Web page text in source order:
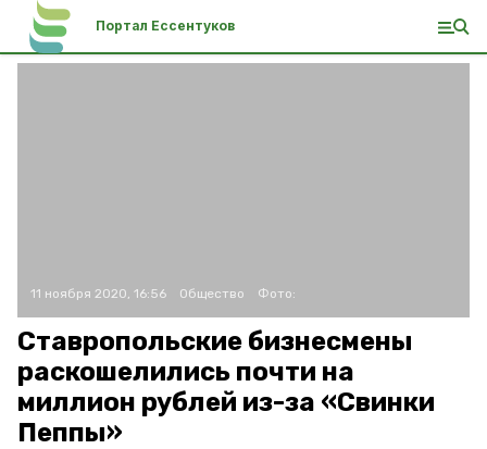
Портал Ессентуков
11 ноября 2020, 16:56 Общество Фото:
Ставропольские бизнесмены
раскошелились почти на
миллион рублей из-за «Свинки
Пеппы»